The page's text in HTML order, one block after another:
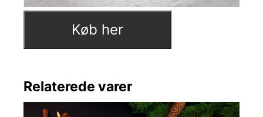
Køb her
Relaterede varer